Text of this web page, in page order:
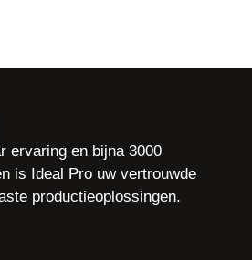
ervaring en bijna 3000
is Ideal Pro uw vertrouwde
productieoplossingen.